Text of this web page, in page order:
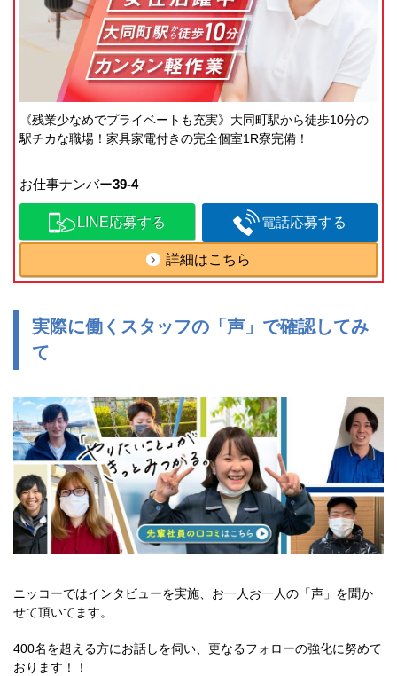
《残業少なめでプライベートも充実》大同町駅から徒歩10分の
駅チカな職場！家具家電付きの完全個室1R寮完備！
お仕事ナンバー39-4
LINE応募する 電話応募する
詳細はこちら
実際に働くスタッフの「声」で確認してみ
て
ニッコーではインタビューを実施、お一人お一人の「声」を聞か
せて頂いてます。
400名を超える方にお話しを伺い、更なるフォローの強化に努めて
おります！！